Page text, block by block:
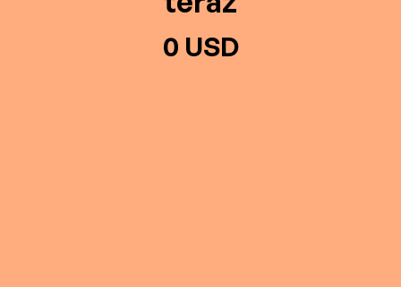
0 USD